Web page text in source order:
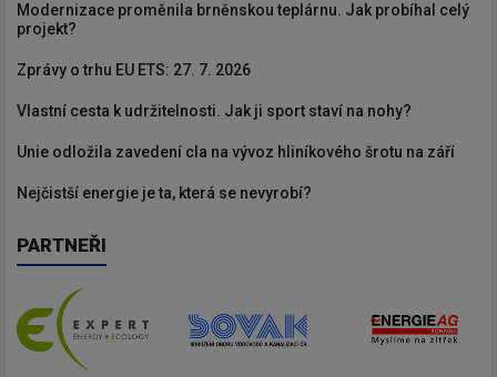
Modernizace proměnila brněnskou teplárnu. Jak probíhal celý
projekt?
Zprávy o trhu EU ETS: 27. 7. 2026
Vlastní cesta k udržitelnosti. Jak ji sport staví na nohy?
Unie odložila zavedení cla na vývoz hliníkového šrotu na září
Nejčistší energie je ta, která se nevyrobí?
PARTNEŘI